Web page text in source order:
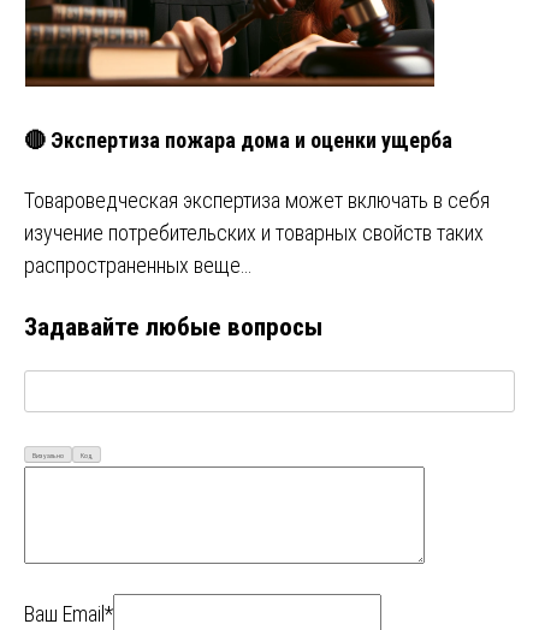
🔴 Экспертиза пожара дома и оценки ущерба
Товароведческая экспертиза может включать в себя
изучение потребительских и товарных свойств таких
распространенных веще…
Задавайте любые вопросы
Визуально Код
Ваш Email*